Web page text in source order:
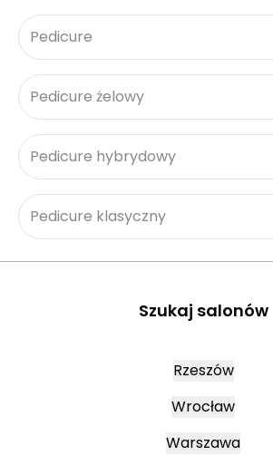
Pedicure
Pedicure żelowy
Pedicure hybrydowy
Pedicure klasyczny
Szukaj salonów
Rzeszów
Wrocław
Warszawa